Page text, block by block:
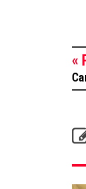
«